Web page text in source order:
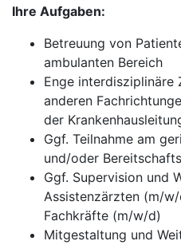
Ihre Aufgaben:
Betreuung von
ambulanten Bereich
Enge interdisziplinäre
anderen
der
Ggf. Teilnahme am
und/oder
Ggf. Supervision und
Assistenzärzten (m/
Fachkräfte (m/w/d)
Mitgestaltung und